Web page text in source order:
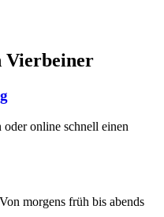
Vierbeiner
online schnell einen
morgens früh bis abends